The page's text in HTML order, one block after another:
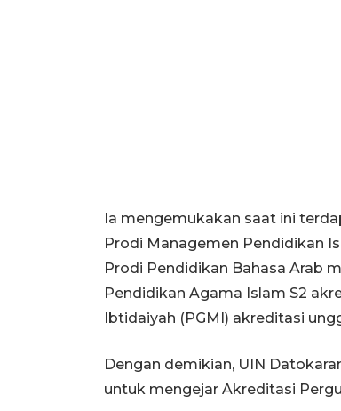
Ia mengemukakan saat ini
Prodi Managemen Pendidikan
Prodi Pendidikan Bahasa Arab
Pendidikan Agama Islam S2
Ibtidaiyah (PGMI) akreditasi
Dengan demikian, UIN
untuk mengejar Akreditasi